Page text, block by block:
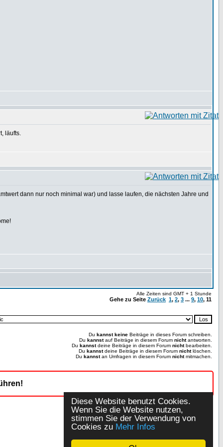
Diese Website benutzt Cookies.
Wenn Sie die Website nutzen,
stimmen Sie der Verwendung von
Cookies zu Mehr Infos
läufts.
dann nur noch minimal war) und lasse laufen, die nächsten Jahre und
Alle Zeiten sind GMT + 1 Stunde
Gehe zu Seite Zurück 1, 2, 3 ... 9, 10, 11
Du kannst keine Beiträge in dieses Forum schreiben.
Du kannstauf Beiträge in diesem Forum nichtantworten.
Du kannstdeine Beiträge in diesem Forum nichtbearbeiten.
Du kannstdeine Beiträge in diesem Forum nichtlöschen.
Du kannstan Umfragen in diesem Forum nichtmitmachen.